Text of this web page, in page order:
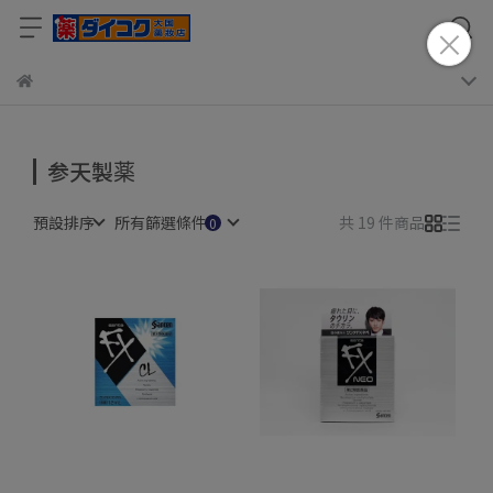
参天製薬
預設排序 所有篩選條件 共 19 件商品